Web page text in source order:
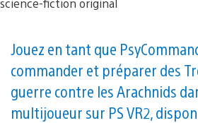
Jouez en tant que
commander et préparer des
guerre contre les Arachnids
multijoueur sur PS VR2,